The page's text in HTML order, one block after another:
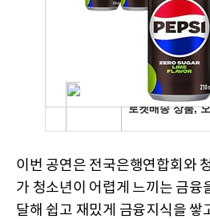
이번 공연은 전국은행연합회와
가 청소년이 어렵게 느끼는 금융
달해 쉽고 재밌게 금융지식을 쌓